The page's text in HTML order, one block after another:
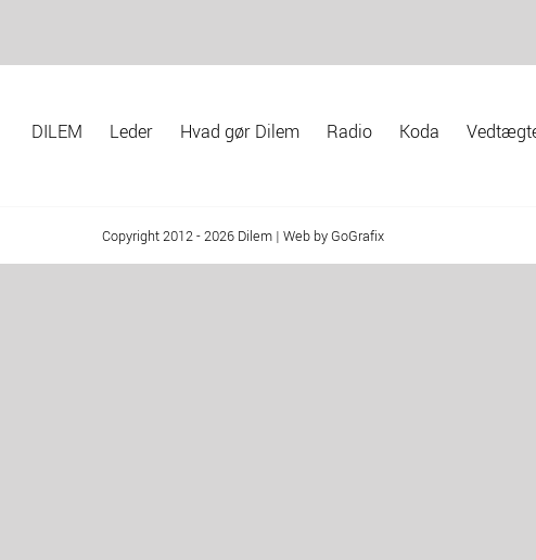
DILEM Leder Hvad gør Dilem Radio Koda
Copyright 2012 - 2026 Dilem | Web by GoGrafix